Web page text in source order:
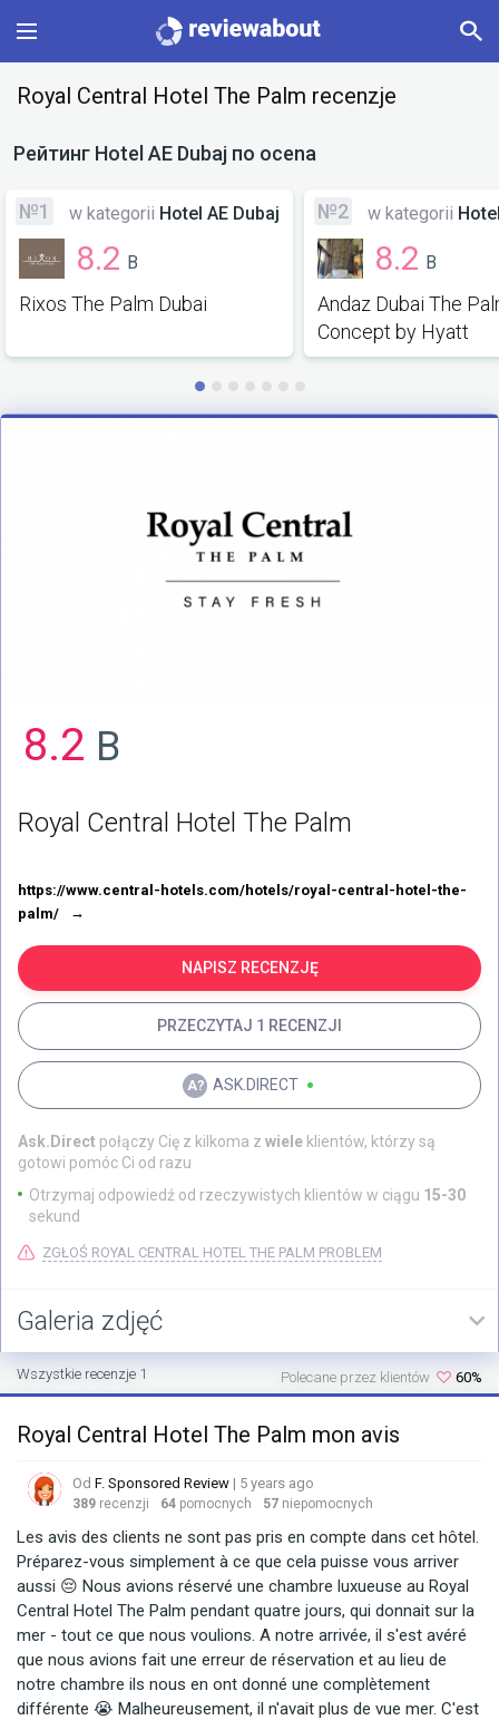
Main
Categories
Profile
Change language
Royal Central Hotel The Palm recenzje
8.2 B
Royal Central Hotel The Palm
https://www.central-hotels.com/hotels/royal-central-hotel-the-
palm/
NAPISZ RECENZJĘ
PRZECZYTAJ 1 RECENZJI
ASK.DIRECT
Ask.Direct połączy Cię z kilkoma z wiele klientów, którzy są
gotowi pomóc Ci od razu
Otrzymaj odpowiedź od rzeczywistych klientów w ciągu 15-30
sekund
ZGŁOŚ ROYAL CENTRAL HOTEL THE PALM PROBLEM
Galeria zdjęć
Wszystkie recenzje 1 60%
Polecane przez klientów
Royal Central Hotel The Palm mon avis
Od F. Sponsored Review | 5 years ago
389 recenzji 64 pomocnych 57 niepomocnych
Les avis des clients ne sont pas pris en compte dans cet hôtel.
Préparez-vous simplement à ce que cela puisse vous arriver
aussi 😔 Nous avions réservé une chambre luxueuse au Royal
Central Hotel The Palm pendant quatre jours, qui donnait sur la
mer - tout ce que nous voulions. A notre arrivée, il s'est avéré
que nous avions fait une erreur de réservation et au lieu de
notre chambre ils nous en ont donné une complètement
différente 😭 Malheureusement, il n'avait plus de vue mer. C'est
Рейтинг Hotel AE Dubaj по ocena
№1 w kategorii Hotel AE Dubaj
8.2 B
Rixos The Palm Dubai
№2 w kategorii
8.2 B
Andaz Dubai The
Concept by Hyatt